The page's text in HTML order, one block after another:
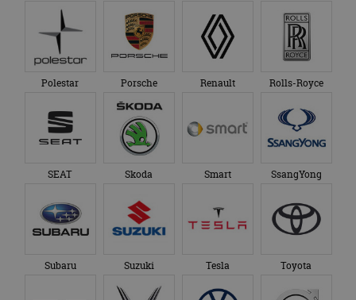
Polestar Porsche Renault Rolls-Royce
SEAT Skoda Smart SsangYong
Subaru Suzuki Tesla Toyota